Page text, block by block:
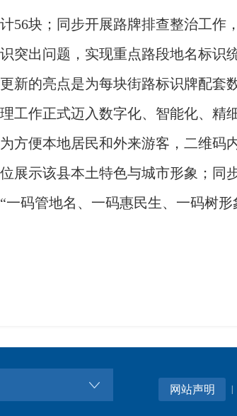
块；同步开展路牌排查整治工作
突出问题，实现重点路段地名标识
新的亮点是为每块街路标识牌配套
工作正式迈入数字化、智能化、精
方便本地居民和外来游客，二维码
展示该县本土特色与城市形象；同
码管地名、一码惠民生、一码树形
网站声明